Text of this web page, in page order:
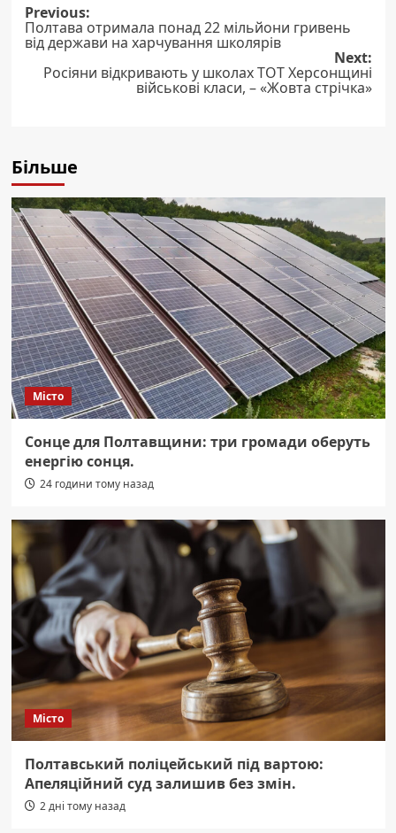
Post
navigation
Previous:
Полтава отримала понад 22 мільйони гривень
від держави на харчування школярів
Next:
Росіяни відкривають у школах ТОТ Херсонщині
військові класи, – «Жовта стрічка»
Більше
Місто
Сонце для Полтавщини: три громади оберуть
енергію сонця.
24 години тому назад
Місто
Полтавський поліцейський під вартою:
Апеляційний суд залишив без змін.
2 дні тому назад